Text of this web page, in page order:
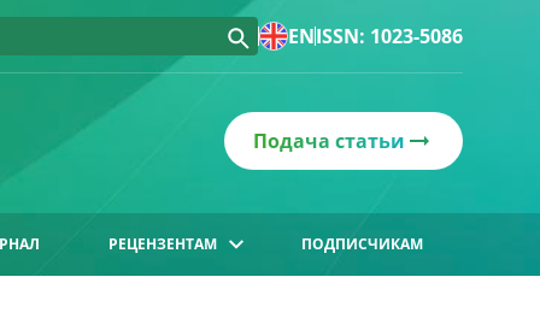
ENISSN: 1023-5086
Подача статьи
РЕЦЕНЗЕНТАМ ПОДПИСЧИКАМ